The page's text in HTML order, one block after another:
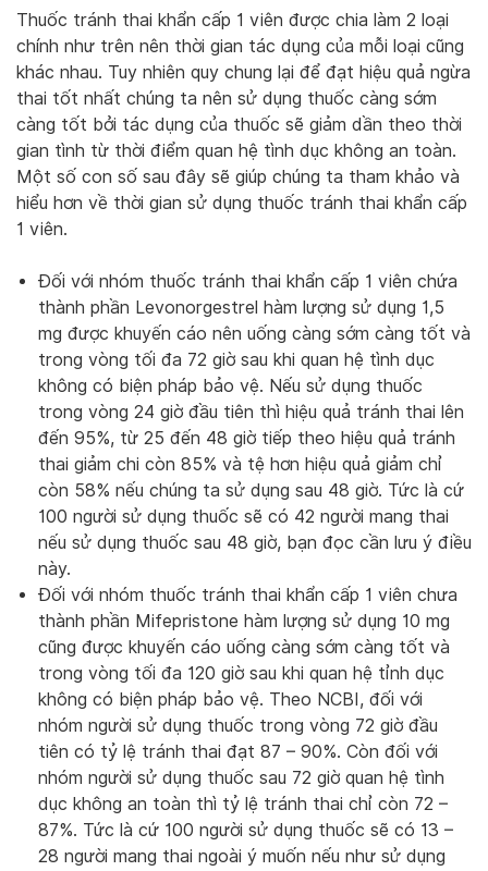
Thuốc tránh thai khẩn cấp 1 viên được chia làm 2 loại
chính như trên nên thời gian tác dụng của mỗi loại cũng
khác nhau. Tuy nhiên quy chung lại để đạt hiệu quả ngừa
thai tốt nhất chúng ta nên sử dụng thuốc càng sớm
càng tốt bởi tác dụng của thuốc sẽ giảm dần theo thời
gian tình từ thời điểm quan hệ tình dục không an toàn.
Một số con số sau đây sẽ giúp chúng ta tham khảo và
hiểu hơn về thời gian sử dụng thuốc tránh thai khẩn cấp
1 viên.
Đối với nhóm thuốc tránh thai khẩn cấp 1 viên chứa
thành phần Levonorgestrel hàm lượng sử dụng 1,5
mg được khuyến cáo nên uống càng sớm càng tốt và
trong vòng tối đa 72 giờ sau khi quan hệ tình dục
không có biện pháp bảo vệ. Nếu sử dụng thuốc
trong vòng 24 giờ đầu tiên thì hiệu quả tránh thai lên
đến 95%, từ 25 đến 48 giờ tiếp theo hiệu quả tránh
thai giảm chi còn 85% và tệ hơn hiệu quả giảm chỉ
còn 58% nếu chúng ta sử dụng sau 48 giờ. Tức là cứ
100 người sử dụng thuốc sẽ có 42 người mang thai
nếu sử dụng thuốc sau 48 giờ, bạn đọc cần lưu ý điều
này.
Đối với nhóm thuốc tránh thai khẩn cấp 1 viên chưa
thành phần Mifepristone hàm lượng sử dụng 10 mg
cũng được khuyến cáo uống càng sớm càng tốt và
trong vòng tối đa 120 giờ sau khi quan hệ tỉnh dục
không có biện pháp bảo vệ. Theo NCBI, đối với
nhóm người sử dụng thuốc trong vòng 72 giờ đầu
tiên có tỷ lệ tránh thai đạt 87 – 90%. Còn đối với
nhóm người sử dụng thuốc sau 72 giờ quan hệ tình
dục không an toàn thì tỷ lệ tránh thai chỉ còn 72 –
87%. Tức là cứ 100 người sử dụng thuốc sẽ có 13 –
28 người mang thai ngoài ý muốn nếu như sử dụng